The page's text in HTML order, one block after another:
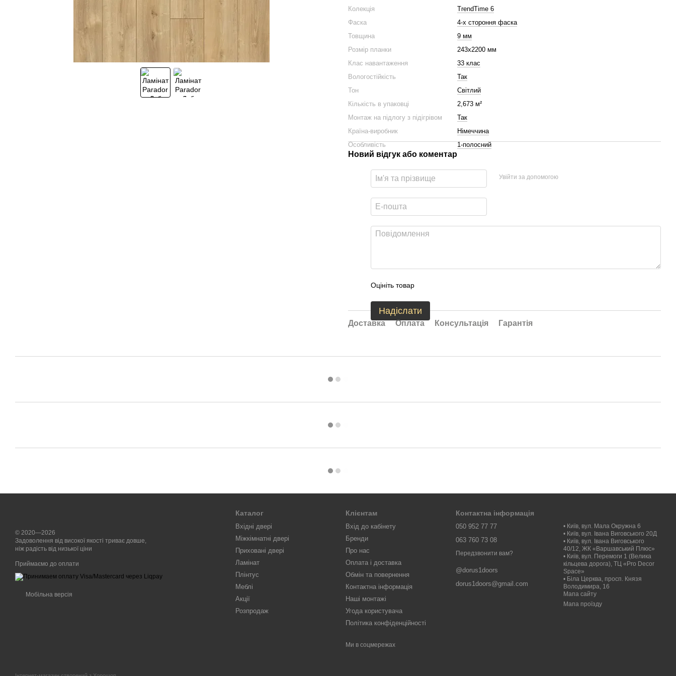
Колекція
TrendTime 6
Фаска
4-х стороння фаска
Товщина
9 мм
Розмір планки
243x2200 мм
Клас навантаження
33 клас
Вологостійкість
Так
Тон
Світлий
Кількість в упаковці
2,673 м²
Монтаж на підлогу з підігрівом
Так
Країна-виробник
Німеччина
Особливість
1-полосний
Новий відгук або коментар
Увійти за допомогою
Оцініть товар
Надіслати
Доставка Оплата Консультація Гарантія
© 2020—2026
Задоволення від високої якості триває довше,
ніж радість від низької ціни
Приймаємо до оплати
Мобільна версія
Каталог
Вхідні двері
Міжкімнатні двері
Приховані двері
Ламінат
Плінтус
Меблі
Акції
Розпродаж
Клієнтам
Вхід до кабінету
Бренди
Про нас
Оплата і доставка
Обмін та повернення
Контактна інформація
Наші монтажі
Угода користувача
Політика конфіденційності
Ми в соцмережах
Контактна інформація
050 952 77 77
063 760 73 08
Передзвонити вам?
@dorus1doors
dorus1doors@gmail.com
• Київ, вул. Мала Окружна 6
• Київ, вул. Івана Виговського 20Д
• Київ, вул. Івана Виговського
40/12, ЖК «Варшавський Плюс»
• Київ, вул. Перемоги 1 (Велика
кільцева дорога), ТЦ «Pro Decor
Space»
• Біла Церква, просп. Князя
Володимира, 16
Мапа сайту
Мапа проїзду